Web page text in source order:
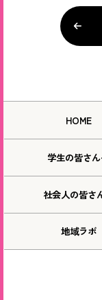
HOME
学生の皆さ
社会人の皆さ
地域ラボ